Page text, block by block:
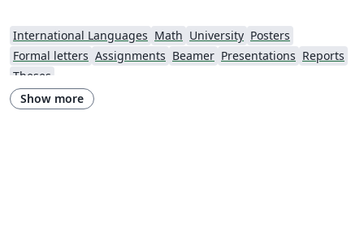
International Languages Math University Posters
Formal letters Assignments Beamer Presentations Reports
Theses
Show more